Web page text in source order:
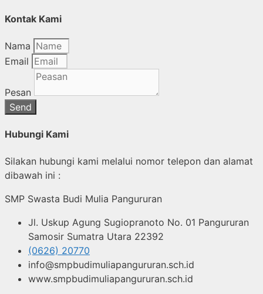
Kontak Kami
Nama
Email
Pesan
Send
Hubungi Kami
Silakan hubungi kami melalui nomor telepon dan alamat
dibawah ini :
SMP Swasta Budi Mulia Pangururan
Jl. Uskup Agung Sugiopranoto No. 01 Pangururan
Samosir Sumatra Utara 22392
(0626) 20770
info@smpbudimuliapangururan.sch.id
www.smpbudimuliapangururan.sch.id